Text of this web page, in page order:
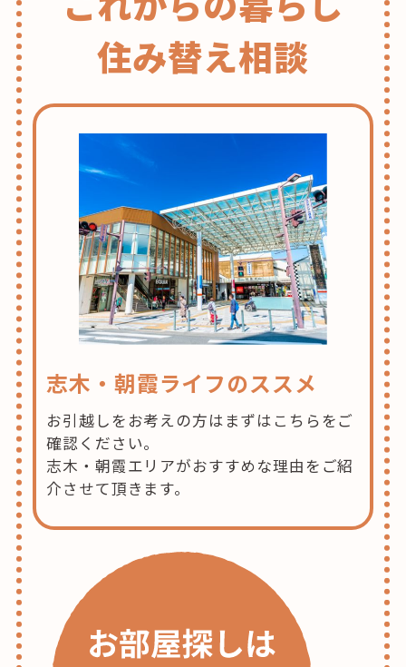
住み替え相談
志木・朝霞ライフのススメ
お引越しをお考えの方はまずはこちらをご
確認ください。
志木・朝霞エリアがおすすめな理由をご紹
介させて頂きます。